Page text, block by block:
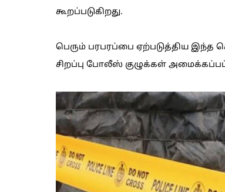
கூறப்படுகிறது.
பெரும் பரபரப்பை ஏற்படுத்திய இந்த
சிறப்பு போலீஸ் குழுக்கள்